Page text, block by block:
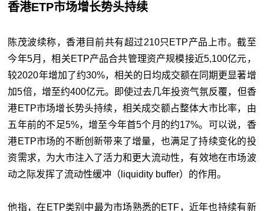
香港ETP市场增长势头持续
陈茂波续称，香港目前共有超过210只ETP产品上市。截至
今年5月，相关ETP产品合共管理资产规模接近5,100亿元，
较2020年增加了约30%，相关的日均成交额在同期更显著增
加5倍，增至约400亿元。即使过去几年投资气氛反覆，但香
港ETP市场增长势头持续，相关成交额占整体大市比率，由
五年前的不足5%，增至今年首5个月的约17%。可以说，香
港ETP市场的不断创新带来了增量，也满足了持续变化的投
资需求，为大市注入了活力和更大流动性，有效地在市场波
动之际发挥了流动性缓冲（liquidity buffer）的作用。
他指，在ETP类别中最为市场熟悉的ETF，近年也持续有新